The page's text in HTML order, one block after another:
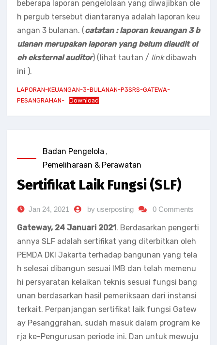
beberapa laporan pengelolaan yang diwajibkan ole
h pergub tersebut diantaranya adalah laporan keu
angan 3 bulanan. (catatan : laporan keuangan 3 b
ulanan merupakan laporan yang belum diaudit ol
eh eksternal auditor) (lihat tautan / linkdibawah
ini ).
LAPORAN-KEUANGAN-3-BULANAN-P3SRS-GATEWA-
PESANGRAHAN-
Download
Badan Pengelola ,
Pemeliharaan & Perawatan
Sertifikat Laik Fungsi (SLF)
Jan 24, 2021 by userposting 0 Comments
Gateway, 24 Januari 2021. Berdasarkan pengerti
annya SLF adalah sertifikat yang diterbitkan oleh
PEMDA DKI Jakarta terhadap bangunan yang tela
h selesai dibangun sesuai IMB dan telah memenu
hi persyaratan kelaikan teknis sesuai fungsi bang
unan berdasarkan hasil pemeriksaan dari instansi
terkait. Perpanjangan sertifikat laik fungsi Gatew
ay Pesanggrahan, sudah masuk dalam program ke
rja ke-Pengurusan periode ini. Dan untuk mewuju